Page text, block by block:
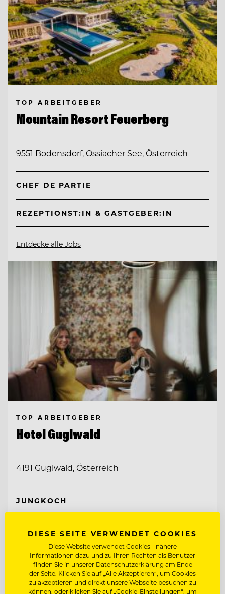
TOP ARBEITGEBER
Mountain Resort Feuerberg
9551 Bodensdorf, Ossiacher See, Österreich
CHEF DE PARTIE
REZEPTIONST:IN & GASTGEBER:IN
Entdecke alle Jobs
TOP ARBEITGEBER
Hotel Guglwald
4191 Guglwald, Österreich
JUNGKOCH
Entdecke alle Jobs
DIESE SEITE VERWENDET COOKIES
Diese Website verwendet Cookies - nähere
Informationen dazu und zu Ihren Rechten als Benutzer
finden Sie in unserer Datenschutzerklärung am Ende
der Seite. Klicken Sie auf „Alle Akzeptieren“, um Cookies
zu akzeptieren und direkt unsere Webseite besuchen zu
können, oder klicken Sie auf „Cookie-Einstellungen“, um